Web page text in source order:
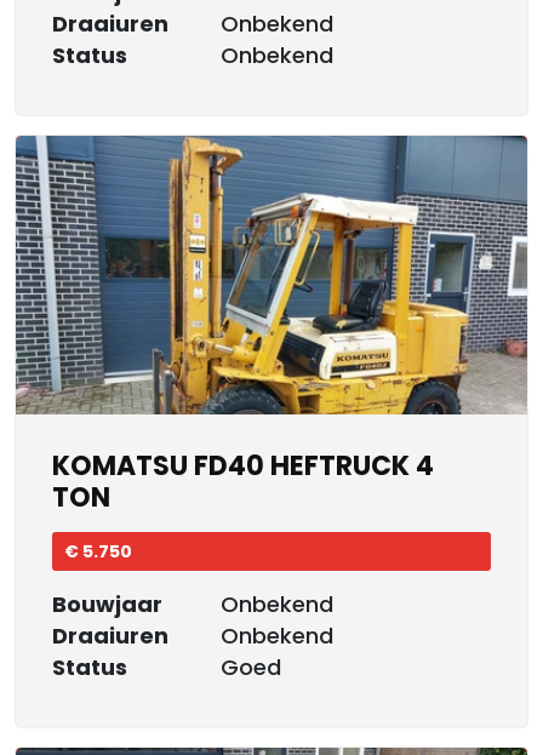
Draaiuren
Onbekend
Status
Onbekend
KOMATSU FD40 HEFTRUCK 4
TON
€ 5.750
Bouwjaar
Onbekend
Draaiuren
Onbekend
Status
Goed